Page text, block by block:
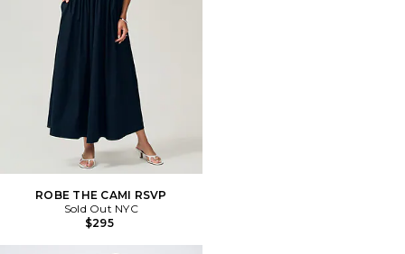
ROBE THE CAMI RSVP
Sold Out NYC
$295